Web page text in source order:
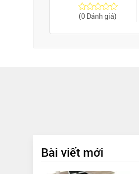
(0 Đánh giá)
Bài viết mới